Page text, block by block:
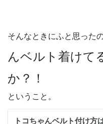
そんなときにふと思ったの
んベルト着けて
か？！
ということ。